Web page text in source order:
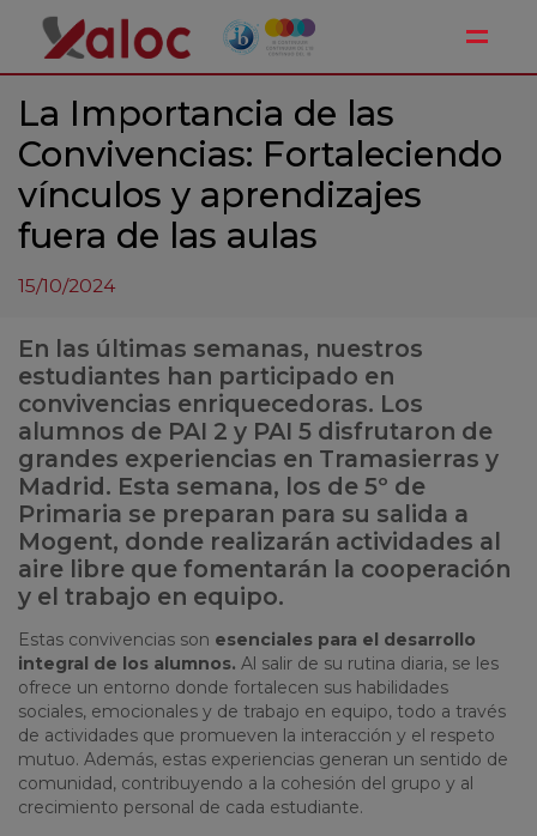
La Importancia de las
Convivencias: Fortaleciendo
vínculos y aprendizajes
fuera de las aulas
15/10/2024
En las últimas semanas, nuestros
estudiantes han participado en
convivencias enriquecedoras. Los
alumnos de PAI 2 y PAI 5 disfrutaron de
grandes experiencias en Tramasierras y
Madrid. Esta semana, los de 5º de
Primaria se preparan para su salida a
Mogent, donde realizarán actividades al
aire libre que fomentarán la cooperación
y el trabajo en equipo.
Estas convivencias son esenciales para el desarrollo
integral de los alumnos. Al salir de su rutina diaria, se les
ofrece un entorno donde fortalecen sus habilidades
sociales, emocionales y de trabajo en equipo, todo a través
de actividades que promueven la interacción y el respeto
mutuo. Además, estas experiencias generan un sentido de
comunidad, contribuyendo a la cohesión del grupo y al
crecimiento personal de cada estudiante.